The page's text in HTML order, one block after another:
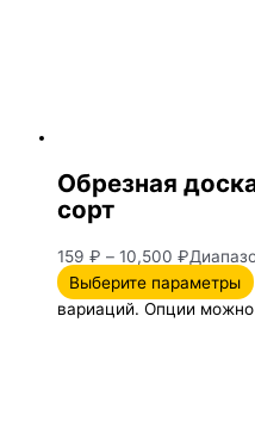
Обрезная
сорт
159 ₽ – 10,500 ₽
Выберите параметры
вариаций. Опции можно